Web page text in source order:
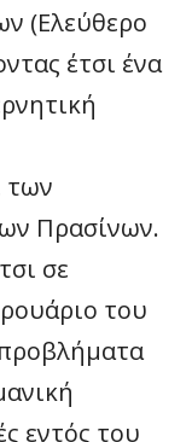
(Ελεύθερο
έτσι ένα
των
Πρασίνων.
σε
του
εντός του